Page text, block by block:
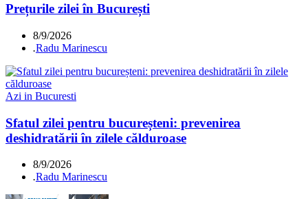
Prețurile zilei în București
8/9/2026
.Radu Marinescu
Azi in Bucuresti
Sfatul zilei pentru bucureșteni: prevenirea
deshidratării în zilele călduroase
8/9/2026
.Radu Marinescu